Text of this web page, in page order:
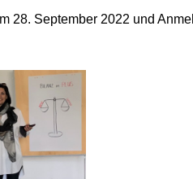
28. September 2022 und